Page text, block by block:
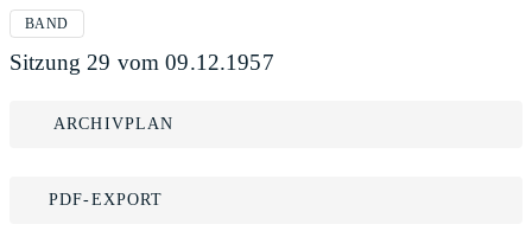
BAND
Sitzung 29 vom 09.12.1957
ARCHIVPLAN
PDF-EXPORT